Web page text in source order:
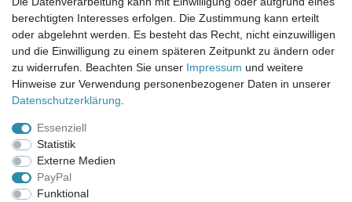
Gottlieb-Daimler-Str. 10
33334 Gütersloh
ÖFFNUNGSZEITEN
Montag - Dienstag: 8.00 - 18.00 Uhr, Mittwoch Ruhetag,
Donnerstag: 8.00 - 18.00 Uhr, Freitag 8.00 - 14.00 Uhr
KUNDENSERVICE
Telefon: (05241) 403 22 38
E-Mail: info@stoffamstueck.de
berechtigten Interesses erfolgen. Die Zustimmung kann erteilt
oder abgelehnt werden. Es besteht das Recht, nicht einzuwilligen
und die Einwilligung zu einem späteren Zeitpunkt zu ändern oder
zu widerrufen. Beachten Sie unser Impressum und weitere
Hinweise zur Verwendung personenbezogener Daten in unserer
Daten­schutz­erklärung
Essenziell
Statistik
Externe Medien
PayPal
Funktional